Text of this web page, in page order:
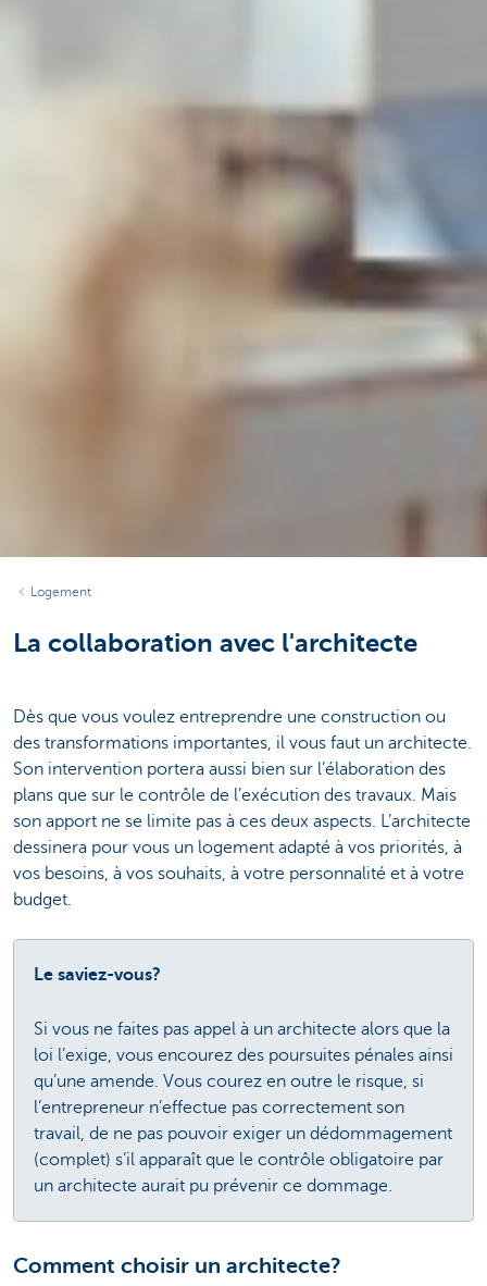
Logement
La collaboration avec l'architecte
Dès que vous voulez entreprendre une construction ou
des transformations importantes, il vous faut un architecte.
Son intervention portera aussi bien sur l’élaboration des
plans que sur le contrôle de l’exécution des travaux. Mais
son apport ne se limite pas à ces deux aspects. L’architecte
dessinera pour vous un logement adapté à vos priorités, à
vos besoins, à vos souhaits, à votre personnalité et à votre
budget.
Le saviez-vous?
Si vous ne faites pas appel à un architecte alors que la
loi l’exige, vous encourez des poursuites pénales ainsi
qu’une amende. Vous courez en outre le risque, si
l’entrepreneur n’effectue pas correctement son
travail, de ne pas pouvoir exiger un dédommagement
(complet) s’il apparaît que le contrôle obligatoire par
un architecte aurait pu prévenir ce dommage.
Comment choisir un architecte?